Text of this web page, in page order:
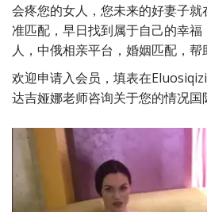
会疼您的女人，您未来的好妻子
准匹配，早日找到属于自己的幸
人，中俄相亲平台，婚姻匹配，帮
欢迎申请入会员，填表在
达吉娅娜老师咨询关于您的情况国